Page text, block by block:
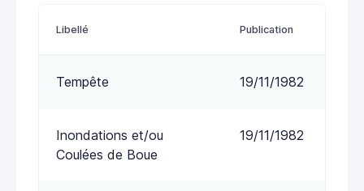
Libellé Publication
Tempête 19/11/1982
Inondations et/ou
Coulées de Boue
19/11/1982